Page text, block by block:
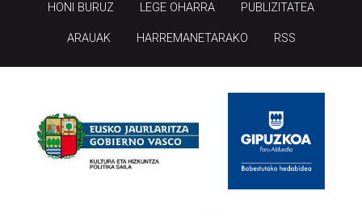
HONI BURUZ LEGE OHARRA PUBLIZITATEA
ARAUAK HARREMANETARAKO RSS